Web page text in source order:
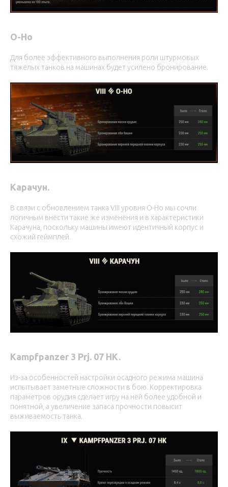
O-Ho
Для более эффективного выполнения роли штурмовых
тяжёлых танков на машинах будет усилено бронирование.
Карачун.
В связи с обновлением танка VIII уровня O-Ho мы сочли
логичным внести такие же изменения и в характеристики
Карачуна, поскольку машины имеют идентичный корпус и
схожий геймплей.
Kampfpanzer 3 Prj. 07 HK.
Из-за особенностей настройки осадного режима машина
испытывает заметные сложности в бою. Корректировка
параметров орудия сделает игру на ней более удобной и
понятной, а увеличение запаса прочности повысит
выживаемость танка.